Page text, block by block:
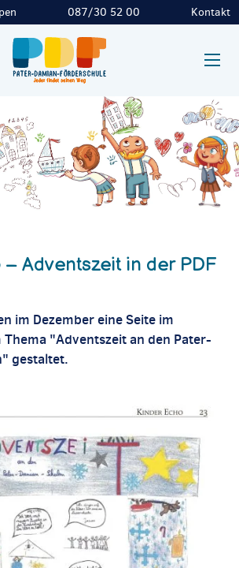
087/30 52 00 Kontakt
Adventszeit in der PDF
im Dezember eine Seite im
"Adventszeit an den Pater-
gestaltet.